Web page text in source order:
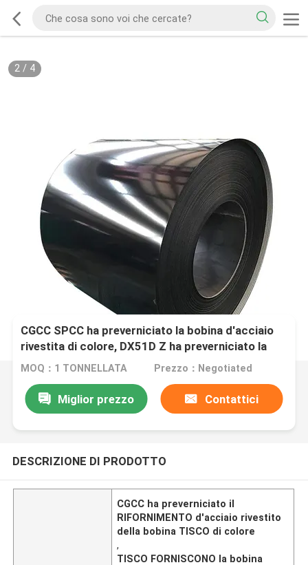
2/ 4
CGCC SPCC ha preverniciato la bobina d'acciaio
rivestita di colore, DX51D Z ha preverniciato la
bobina del galvalume
MOQ：1 TONNELLATA Prezzo：Negotiated
Miglior prezzo Contattici
DESCRIZIONE DI PRODOTTO
CGCC ha preverniciato il
RIFORNIMENTO d'acciaio rivestito
della bobina TISCO di colore
,
TISCO FORNISCONO la bobina